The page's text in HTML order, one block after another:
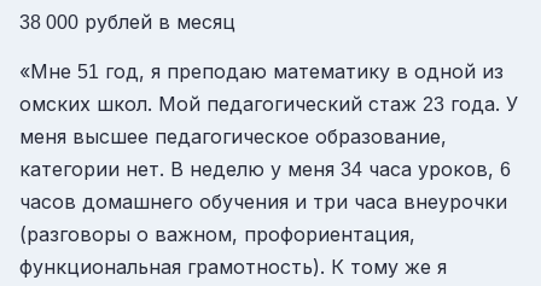
38 000 рублей в месяц
«Мне 51 год, я преподаю математику в одной из
омских школ. Мой педагогический стаж 23 года. У
меня высшее педагогическое образование,
категории нет. В неделю у меня 34 часа уроков, 6
часов домашнего обучения и три часа внеурочки
(разговоры о важном, профориентация,
функциональная грамотность). К тому же я